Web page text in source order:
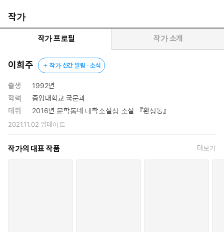
출되어 화제를 모은 이 장편소설에서 작가는 첫 장편 『환상통』에
서 보여준 ‘아이돌을 향한 주체할 길 없는 사랑’이라는 주제를 전혀
다른 분위기로 새롭게 쓰는 데 성공했다. 『성소년』은 한 아이돌을
각자의 방식으로 너무나 사랑한 나머지 ‘흑화’하기에 이른 네 여자
의 납치극을 따라가는 범죄소설이다. 용납될 수 없는 행위를 저질러
파멸에 이를지언정, 단 한 번 극강의 쾌락을 맛보고야 말겠다는 여
자들의 광기와 욕망이 유려한 심리묘사를 거치며 읽는 이의 이성마
저 압도하기에 이른다.
이희주는 결코 아름답다고만은 할 수 없는 사랑의 본성에 대해 꾸준
깊이 탐구하는 동시에 그들의 열성적인 활동을 생생히 기록하여 당
는 일방향적인 관계에서 예민하게 감각되는 위계와 그에 따라오는
작가
작가 프로필 작가 소개
이희주 작가 신간 알림 · 소식
출생
1992년
학력
중앙대학교 국문과
데뷔
2016년 문학동네 대학소설상 소설 『환상통』
2021.11.02 업데이트
작가의 대표 작품 더보기